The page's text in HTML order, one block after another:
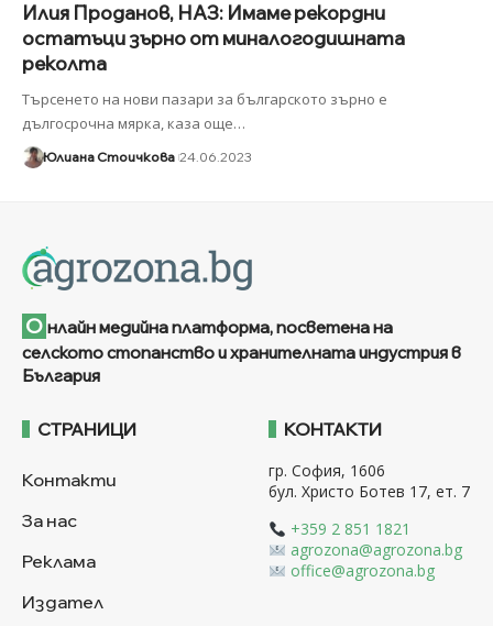
Илия Проданов, НАЗ: Имаме рекордни
остатъци зърно от миналогодишната
реколта
Търсенето на нови пазари за българското зърно е
дългосрочна мярка, каза още…
Юлиана Стоичкова 24.06.2023
О нлайн медийна платформа, посветена на
селското стопанство и хранителната индустрия в
България
СТРАНИЦИ
Контакти
За нас
Реклама
Издател
КОНТАКТИ
гр. София, 1606
бул. Христо Ботев 17, ет. 7
+359 2 851 1821
agrozona@agrozona.bg
office@agrozona.bg